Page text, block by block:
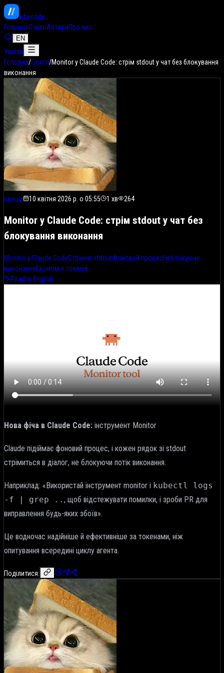
vibecode
ГоловнаСтаттіАвториПро нас
EN
Увійти
Головна/Статті/Monitor у Claude Code: стрім stdout у чат без блокування
виконання
cpaua· 10 квітня 2026 р. о 05:55 1 хв 264
Monitor у Claude Code: стрім stdout у чат без
блокування виконання
Monitor у Claude CodeСтрімінг stdoutФоновий процесНеблокуюче
виконанняЕкономія токенів
Read in English
Нова фіча в Claude Code: інструмент Monitor
Claude підіймає фоновий процес, і кожен рядок зі stdout
стрімиться в діалог, не блокуючи потік виконання.
Наприклад: «Використай інструмент monitor і kubectl logs
-f | grep .. , щоб відстежувати помилки, і зроби PR для
виправлення будь-яких збоїв».
Це водночас надійніше й ефективніше за токенами, ніж
опитування всередині циклу агента.
Поділитися: